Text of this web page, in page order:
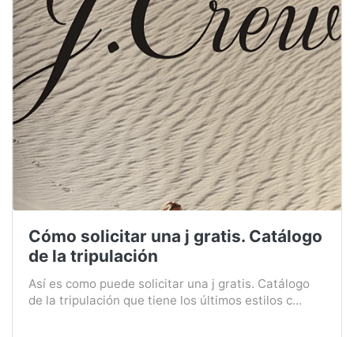
Cómo solicitar una j gratis. Catálogo
de la tripulación
Así es como puede solicitar una j gratis. Catálogo
de la tripulación que tiene los últimos estilos c...